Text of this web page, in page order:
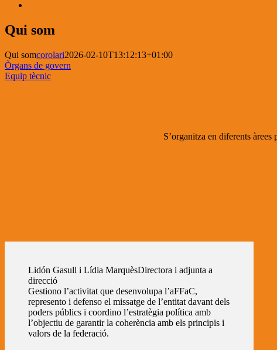
Qui som
Qui somcorolari2026-02-10T13:12:13+01:00
Òrgans de govern
Equip tècnic
S’organitza en diferents
Lidón Gasull i Lídia MarquèsDirectora i adjunta a
direcció
Gestiono l’activitat que desenvolupa l’aFFaC,
represento i defenso el missatge de l’entitat davant dels
poders públics i coordino l’estratègia política amb
l’objectiu de garantir la coherència amb els principis i
valors de la federació.